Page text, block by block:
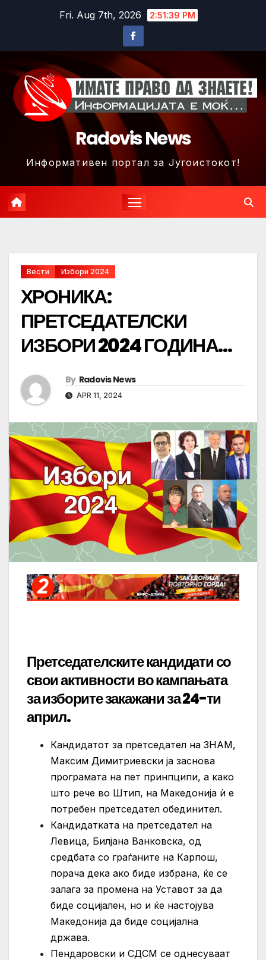
Fri. Aug 7th, 2026 2:51:42 PM
Radovis News
Информативен портал за Југоистокот!
Вести Избори 2024
ХРОНИКА:
ПРЕТСЕДАТЕЛСКИ
ИЗБОРИ 2024 ГОДИНА…
By Radovis News
APR 11, 2024
Претседателските кандидати со
свои активности во кампањата
за изборите закажани за 24-ти
април.
Кандидатот за претседател на ЗНАМ,
Максим Димитриевски ја заснова
програмата на пет принпципи, а како
што рече во Штип, на Македонија ѝ е
потребен претседател обединител.
Кандидатката на претседател на
Левица, Билјана Ванковска, од
средбата со граѓаните на Карпош,
порача дека ако биде избрана, ќе се
залага за промена на Уставот за да
биде социјален, но и ќе настојува
Македонија да биде социјална
држава.
Пендаровски и СДСМ се однесуваат